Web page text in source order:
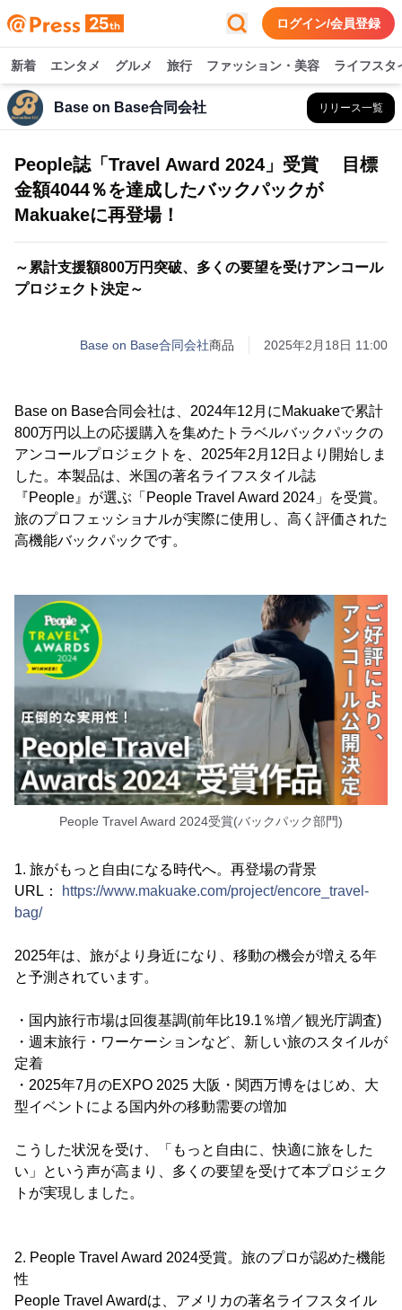
ログイン/会員登録
新着 エンタメ グルメ 旅行 ファッション・美容 ライフスタ
Base on Base合同会社 リリース一覧
People誌「Travel Award 2024」受賞 目標
金額4044％を達成したバックパックが
Makuakeに再登場！
～累計支援額800万円突破、多くの要望を受けアンコール
プロジェクト決定～
Base on Base合同会社商品 2025年2月18日 11:00
Base on Base合同会社は、2024年12月にMakuakeで累計
800万円以上の応援購入を集めたトラベルバックパックの
アンコールプロジェクトを、2025年2月12日より開始しま
した。本製品は、米国の著名ライフスタイル誌
『People』が選ぶ「People Travel Award 2024」を受賞。
旅のプロフェッショナルが実際に使用し、高く評価された
高機能バックパックです。
People Travel Award 2024受賞(バックパック部門)
1. 旅がもっと自由になる時代へ。再登場の背景
URL：
https://www.makuake.com/project/encore_travel-
bag/
2025年は、旅がより身近になり、移動の機会が増える年
と予測されています。
・国内旅行市場は回復基調(前年比19.1％増／観光庁調査)
・週末旅行・ワーケーションなど、新しい旅のスタイルが
定着
・2025年7月のEXPO 2025 大阪・関西万博をはじめ、大
型イベントによる国内外の移動需要の増加
こうした状況を受け、「もっと自由に、快適に旅をした
い」という声が高まり、多くの要望を受けて本プロジェク
トが実現しました。
2. People Travel Award 2024受賞。旅のプロが認めた機能
性
People Travel Awardは、アメリカの著名ライフスタイル